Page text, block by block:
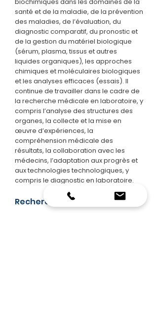
santé et de la maladie, de la prévention
des maladies, de l’évaluation, du
diagnostic comparatif, du pronostic et
de la gestion du matériel biologique
(sérum, plasma, tissus et autres
liquides organiques), les approches
chimiques et moléculaires biologiques
et les analyses efficaces (essais). Il
continue de travailler dans le cadre de
la recherche médicale en laboratoire, y
compris l’analyse des structures des
organes, la collecte et la mise en
œuvre d’expériences, la
compréhension médicale des
résultats, la collaboration avec les
médecins, l’adaptation aux progrès et
aux technologies technologiques, y
compris le diagnostic en laboratoire.
Recherches en biochimie